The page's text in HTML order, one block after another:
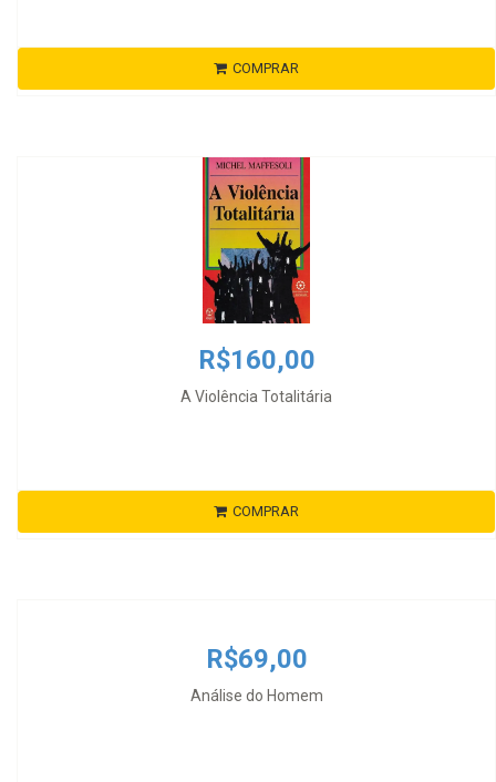
COMPRAR
R$160,00
A Violência Totalitária
COMPRAR
R$69,00
Análise do Homem